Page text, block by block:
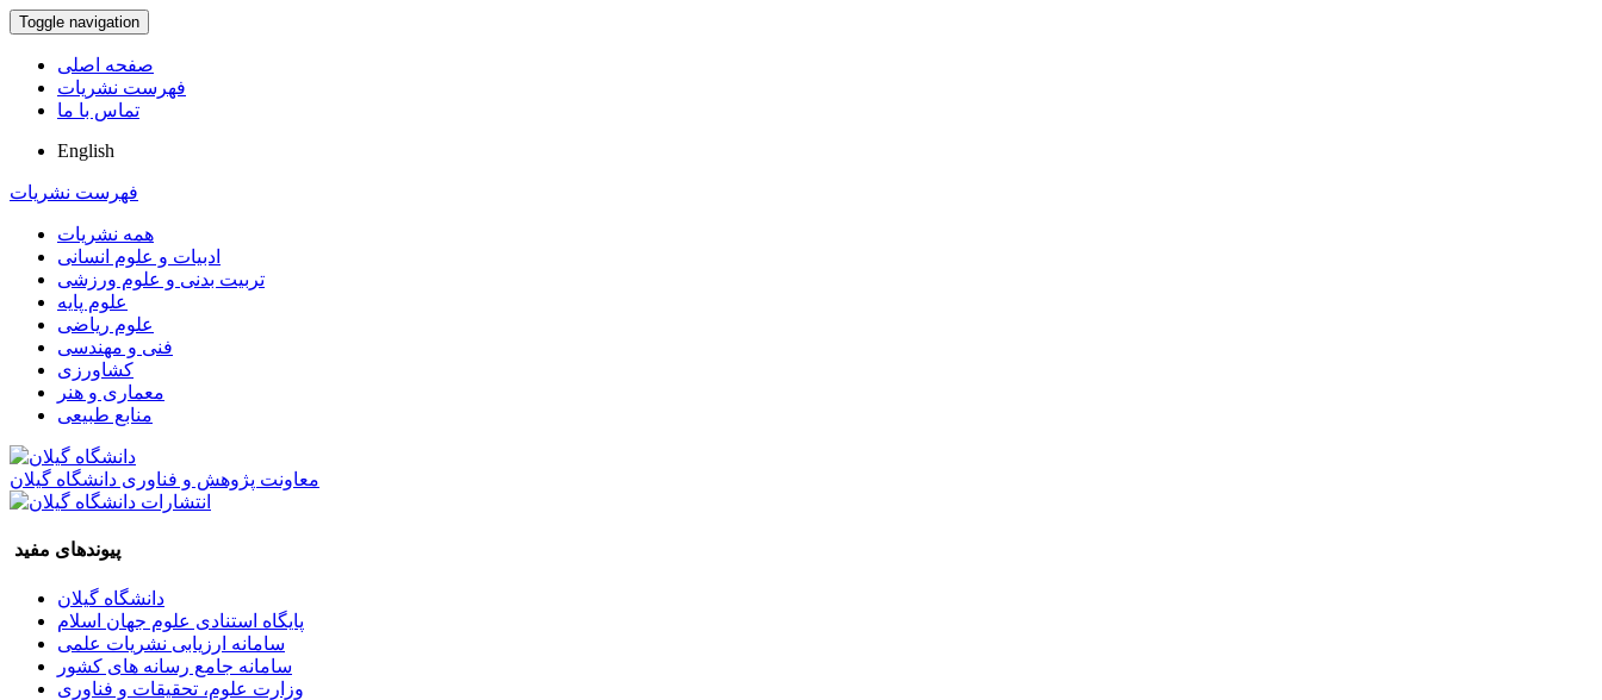
Toggle navigation
صفحه اصلی
فهرست نشریات
تماس با ما
English
فهرست نشریات
همه نشریات
ادبیات و علوم انسانی
تربیت بدنی و علوم ورزشی
علوم پایه
علوم ریاضی
فنی و مهندسی
کشاورزی
معماری و هنر
منابع طبیعی
معاونت پژوهش و فناوری دانشگاه گیلان
پیوندهای مفید
دانشگاه گیلان
پایگاه استنادی علوم جهان اسلام
سامانه ارزیابی نشریات علمی
سامانه جامع رسانه های کشور
وزارت علوم، تحقیقات و فناوری